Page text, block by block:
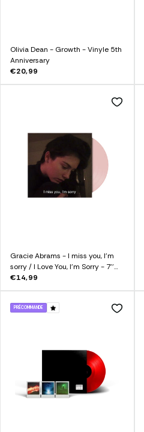
Olivia Dean - Growth - Vinyle 5th
Anniversary
€20,99
Gracie Abrams - I miss you, I’m
sorry / I Love You, I’m Sorry - 7''
Vinyl
€14,99
PRÉCOMMANDE